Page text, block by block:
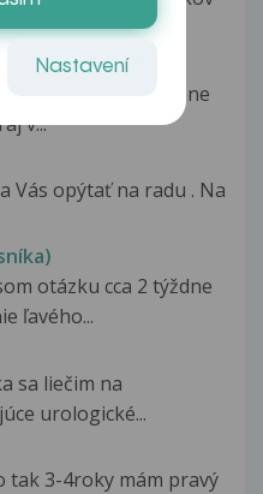
mierne zvecsene
v...
Vás opýtať na radu . Na
otázku cca 2 týždne
ľavého...
sa liečim na
urologické...
tak 3-4roky mám pravý
Nastavení